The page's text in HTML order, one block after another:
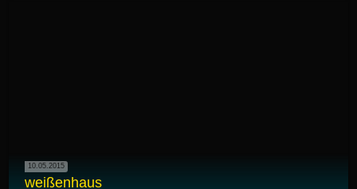
10.05.2015
weißenhaus